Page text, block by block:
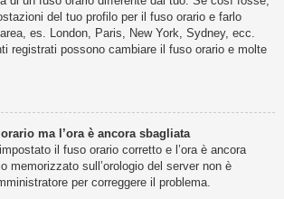
del tuo profilo per il fuso orario e farlo
es. London, Paris, New York, Sydney, ecc.
registrati possono cambiare il fuso orario e molte
ma l’ora è ancora sbagliata
il fuso orario corretto e l’ora è ancora
memorizzato sull’orologio del server non è
per correggere il problema.